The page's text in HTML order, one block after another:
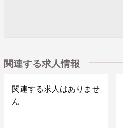
関連する求人情報
関連する求人はありませ
ん